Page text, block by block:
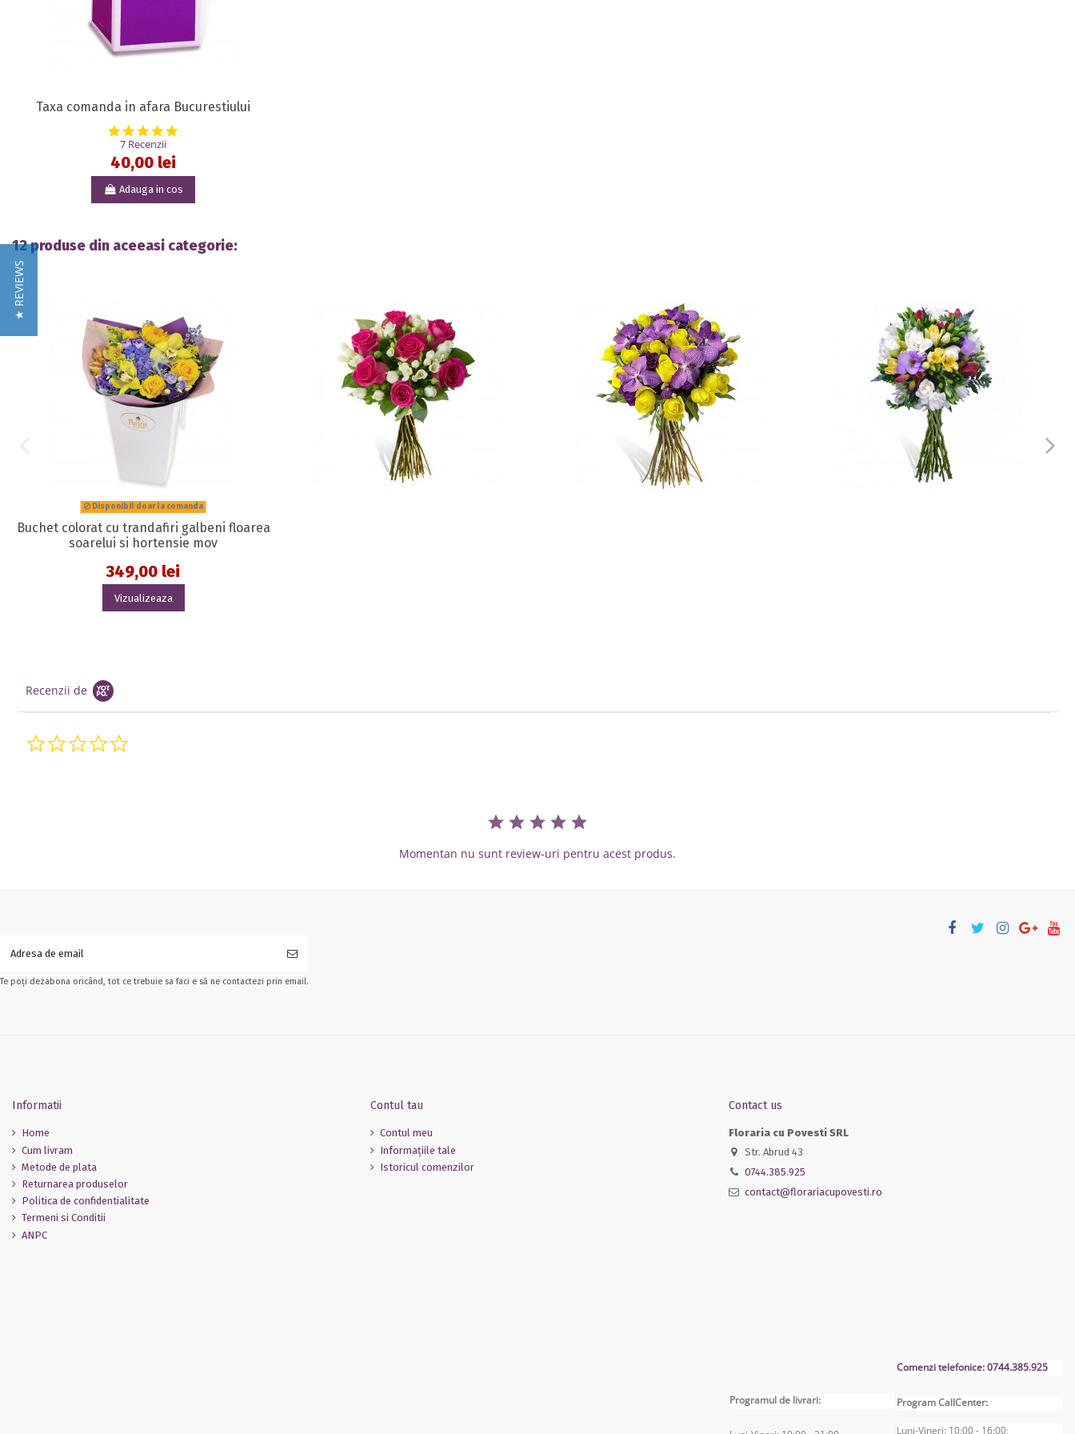
Taxa comanda in afara Bucurestiului
7 Recenzii
40,00 lei
Adauga in cos
12 produse din aceeasi categorie:
Disponibil doar la comanda
Buchet colorat cu trandafiri galbeni floarea
soarelui si hortensie mov
349,00 lei
Vizualizeaza
Recenzii de
0.0 star rating
Momentan nu sunt review-uri pentru acest produs.
Te poți dezabona oricând, tot ce trebuie sa faci e să ne contactezi prin email.
Informatii
Home
Cum livram
Metode de plata
Returnarea produselor
Politica de confidentialitate
Termeni si Conditii
ANPC
Contul tau
Contul meu
Informaţiile tale
Istoricul comenzilor
Contact us
Floraria cu Povesti SRL
Str. Abrud 43
0744.385.925
contact@florariacupovesti.ro
Programul de livrari:
Comenzi telefonice: 0744.385.925
Program CallCenter:
Luni-Vineri: 10:00 - 16:00;
★ REVIEWS